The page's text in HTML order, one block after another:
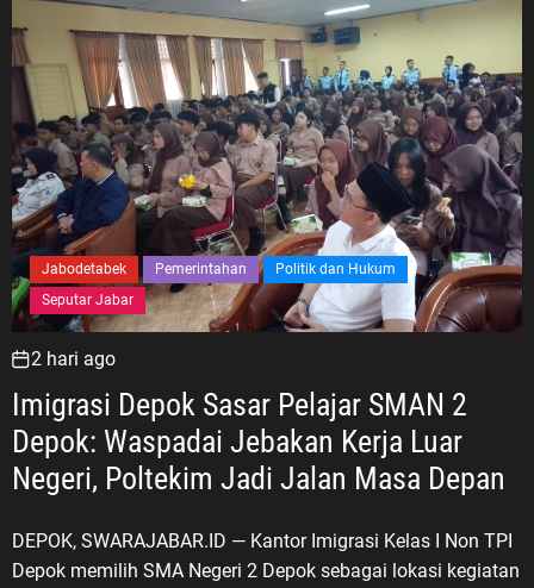
Jabodetabek Pemerintahan
Politik dan Hukum
Seputar Jabar
2 hari ago
Imigrasi Depok Sasar Pelajar SMAN 2
Depok: Waspadai Jebakan Kerja Luar
DEPOK, SWARAJABAR.ID — Kantor Imigrasi Kelas I Non TPI
Depok memilih SMA Negeri 2 Depok sebagai lokasi kegiatan